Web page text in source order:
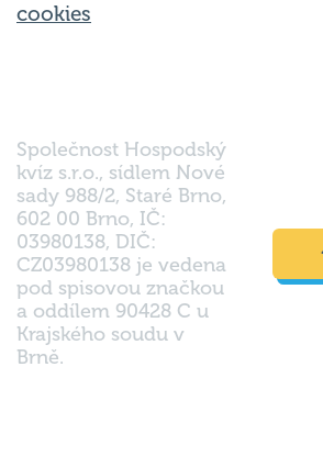
cookies
Společnost Hospodský
kvíz s.r.o., sídlem Nové
sady 988/2, Staré Brno,
602 00 Brno, IČ:
03980138, DIČ:
CZ03980138 je vedena
pod spisovou značkou
a oddílem 90428 C u
Krajského soudu v
Brně.